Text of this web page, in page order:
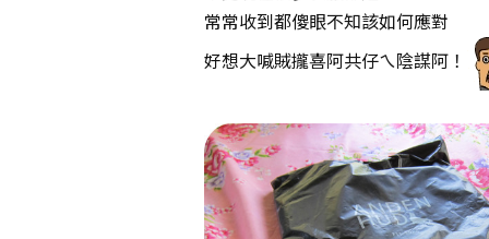
常常收到都傻眼不知該如何應對
好想大喊賊攏喜阿共仔ㄟ陰謀阿！